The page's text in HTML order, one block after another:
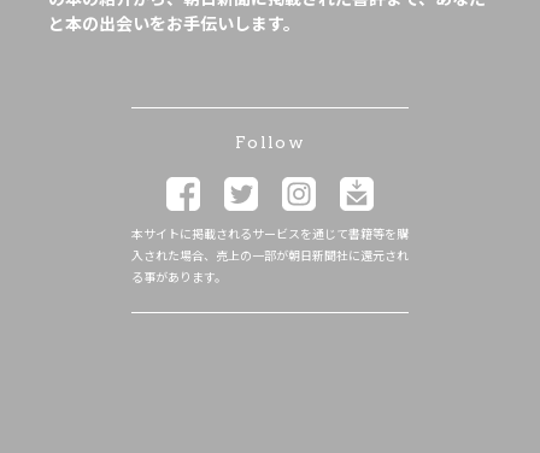
と本の出会いをお手伝いします。
Follow
本サイトに掲載されるサービスを通じて書籍等を購
入された場合、売上の一部が朝日新聞社に還元され
る事があります。